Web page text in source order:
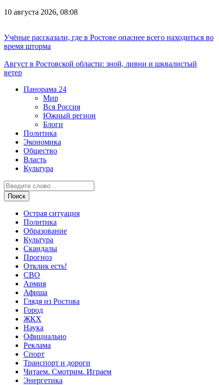
10 августа 2026, 08:08
Учёные рассказали, где в Ростове опаснее всего находиться во
время шторма
Август в Ростовской области: зной, ливни и шквалистый
ветер
Панорама 24
Мир
Вся Россия
Южный регион
Блоги
Политика
Экономика
Общество
Власть
Культура
Острая ситуация
Политика
Образование
Культура
Скандалы
Прогноз
Отклик есть!
СВО
Армия
Афиша
Глядя из Ростова
Город
ЖКХ
Наука
Официально
Реклама
Спорт
Транспорт и дороги
Читаем. Смотрим. Играем
Энергетика